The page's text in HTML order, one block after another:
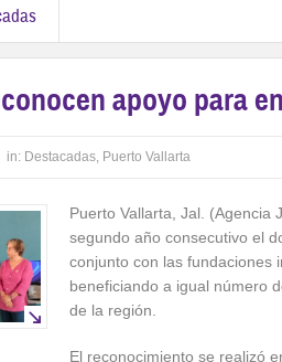
apoyo para
in: Destacadas, Puerto Vallarta
Puerto Vallarta, Jal. (Agencia
segundo año consecutivo el
conjunto con las fundaciones
beneficiando a igual número
de la región.
El reconocimiento se realizó